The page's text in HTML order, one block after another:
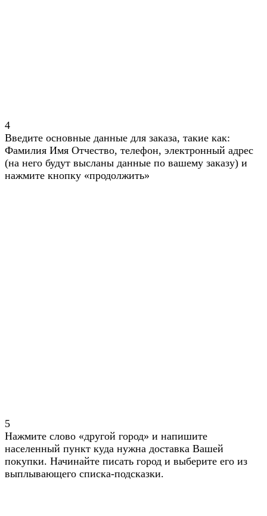
4
Введите основные данные для заказа, такие как:
Фамилия Имя Отчество, телефон, электронный адрес
(на него будут высланы данные по вашему заказу) и
нажмите кнопку «продолжить»
5
Нажмите слово «другой город» и напишите
населенный пункт куда нужна доставка Вашей
покупки. Начинайте писать город и выберите его из
выплывающего списка-подсказки.